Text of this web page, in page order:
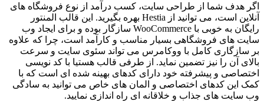
اگر هدف شما از طراحی سایت، کسب درآمد از نوع فروشگاه های
آنلاین است، می توانید از Hestia بهره بگیرید. این قالب المنتور
رایگان به خوبی با WooCommerce سازگار بوده و برای ایجاد وب
سایت های فروشگاهی بسیار مناسب و کارآمد است، چرا که علاوه
بر سازگاری کامل با ووکامرس می تواند سئوی سایت و سرعت
بالای آن را نیز تضمین نماید. از طرفی قالب هستیا با کد نویسی
اختصاصی و پیشرفته خود دارای کدهای بهینه شده ای است که با
کمک این کدهای اختصاصی و المان های خاص می توانید به سادگی
وب سایت های جذاب و خلاقانه ای راه اندازی نمایید.